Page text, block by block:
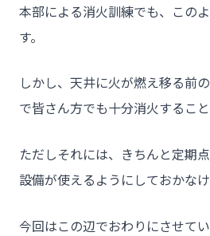
本部による消火訓練でも、この
す。
しかし、天井に火が燃え移る前
で皆さん方でも十分消火すること
ただしそれには、きちんと定期
設備が使えるようにしておかな
今回はこの辺でおわりにさせてい